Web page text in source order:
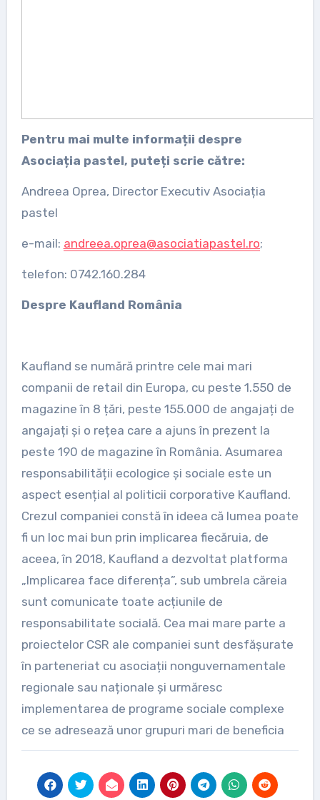
Pentru mai multe informații despre
Asociația pastel, puteți scrie către:
Andreea Oprea, Director Executiv Asociația
pastel
e-mail: andreea.oprea@asociatiapastel.ro;
telefon: 0742.160.284
Despre Kaufland România
Kaufland se numără printre cele mai mari
companii de retail din Europa, cu peste 1.550 de
magazine în 8 țări, peste 155.000 de angajați de
angajați și o rețea care a ajuns în prezent la
peste 190 de magazine în România. Asumarea
responsabilității ecologice și sociale este un
aspect esențial al politicii corporative Kaufland.
Crezul companiei constă în ideea că lumea poate
fi un loc mai bun prin implicarea fiecăruia, de
aceea, în 2018, Kaufland a dezvoltat platforma
„Implicarea face diferența”, sub umbrela căreia
sunt comunicate toate acțiunile de
responsabilitate socială. Cea mai mare parte a
proiectelor CSR ale companiei sunt desfășurate
în parteneriat cu asociații nonguvernamentale
regionale sau naționale și urmăresc
implementarea de programe sociale complexe
ce se adresează unor grupuri mari de beneficia